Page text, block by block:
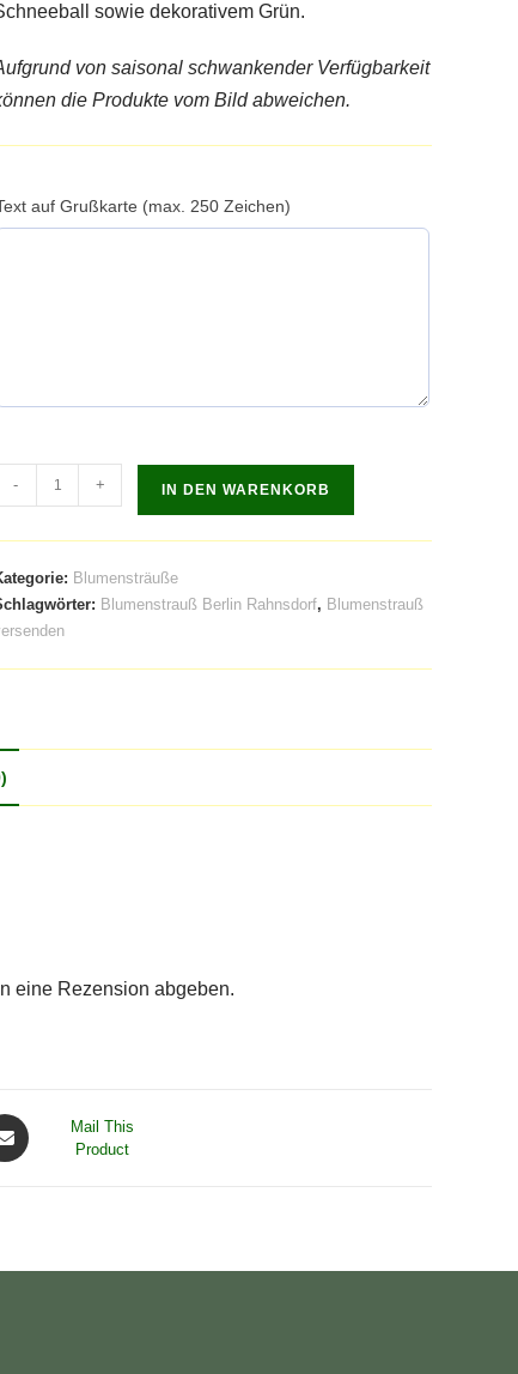
sowie dekorativem Grün.
von saisonal schwankender Verfügbarkeit
die Produkte vom Bild abweichen.
auf Grußkarte (max. 250 Zeichen)
- + IN DEN WARENKORB
Blumensträuße
Blumenstrauß Berlin Rahnsdorf, Blumenstrauß
eine Rezension abgeben.
Mail This
Product